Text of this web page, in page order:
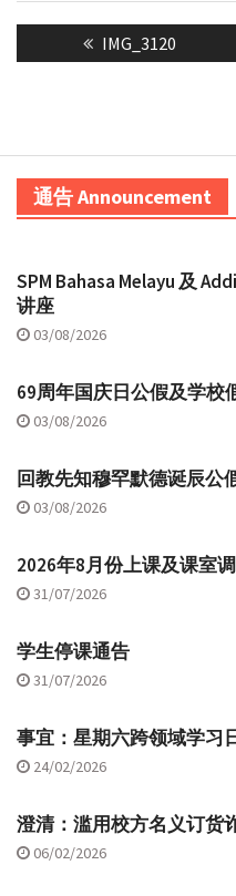
navigationPrevious
post:
IMG_3120
通告 Announcement
SPM Bahasa Melayu 及
讲座
03/08/2026
69周年国庆日公假及学校
03/08/2026
回教先知穆罕默德诞辰公
03/08/2026
2026年8月份上课及课室
31/07/2026
学生停课通告
31/07/2026
事宜：星期六跨领域学习
24/02/2026
澄清：滥用校方名义订货
06/02/2026